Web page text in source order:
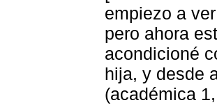
empiezo a
pero ahora
acondicioné
hija, y desde
(académica